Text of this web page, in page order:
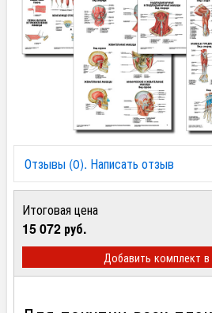
Отзывы (0). Написать отзыв
Итоговая цена
15 072 руб.
Добавить комплект в